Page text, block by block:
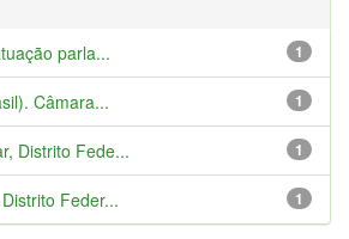
1
parla...
1
Câmara...
1
Distrito Fede...
1
Feder...